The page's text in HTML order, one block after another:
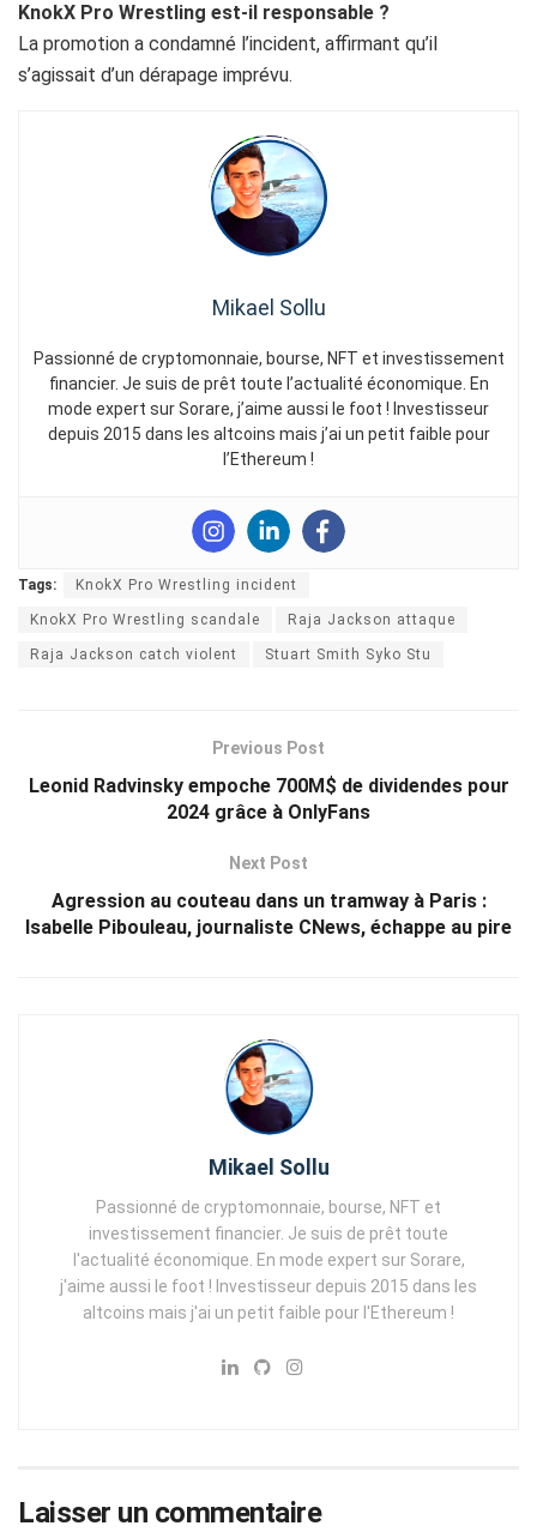
KnokX Pro Wrestling est-il responsable ?
La promotion a condamné l’incident, affirmant qu’il
s’agissait d’un dérapage imprévu.
Mikael Sollu
Passionné de cryptomonnaie, bourse, NFT et investissement
financier. Je suis de prêt toute l’actualité économique. En
mode expert sur Sorare, j’aime aussi le foot ! Investisseur
depuis 2015 dans les altcoins mais j’ai un petit faible pour
l’Ethereum !
Tags: KnokX Pro Wrestling incident
KnokX Pro Wrestling scandale Raja Jackson attaque
Raja Jackson catch violent Stuart Smith Syko Stu
Previous Post
Leonid Radvinsky empoche 700M$ de dividendes pour
2024 grâce à OnlyFans
Next Post
Agression au couteau dans un tramway à Paris :
Isabelle Pibouleau, journaliste CNews, échappe au pire
Mikael Sollu
Passionné de cryptomonnaie, bourse, NFT et
investissement financier. Je suis de prêt toute
l'actualité économique. En mode expert sur Sorare,
j'aime aussi le foot ! Investisseur depuis 2015 dans les
altcoins mais j'ai un petit faible pour l'Ethereum !
Laisser un commentaire